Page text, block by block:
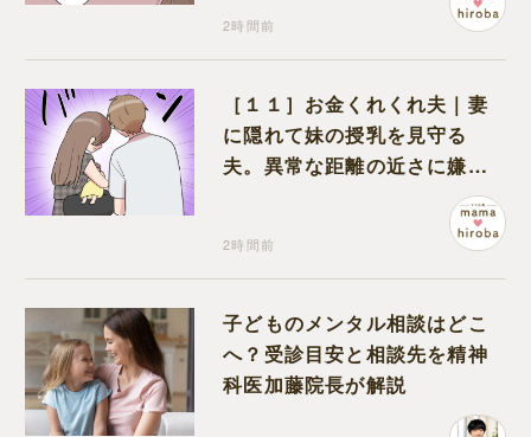
2時間前
［１１］お金くれくれ夫｜妻
に隠れて妹の授乳を見守る
夫。異常な距離の近さに嫌悪
2時間前
子どものメンタル相談はどこ
へ？受診目安と相談先を精神
科医加藤院長が解説